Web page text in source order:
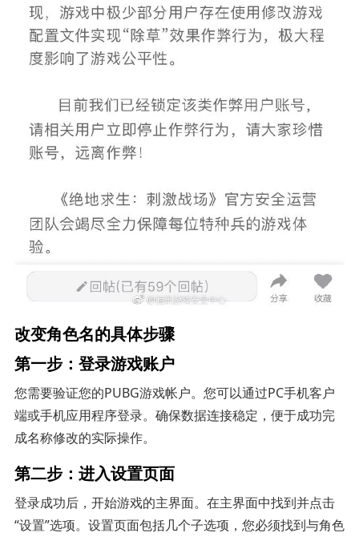
改变角色名的具体步骤
第一步：登录游戏账户
您需要验证您的PUBG游戏帐户。您可以通过PC手机客户
端或手机应用程序登录。确保数据连接稳定，便于成功完
成名称修改的实际操作。
第二步：进入设置页面
登录成功后，开始游戏的主界面。在主界面中找到并点击
“设置”选项。设置页面包括几个子选项，您必须找到与角色